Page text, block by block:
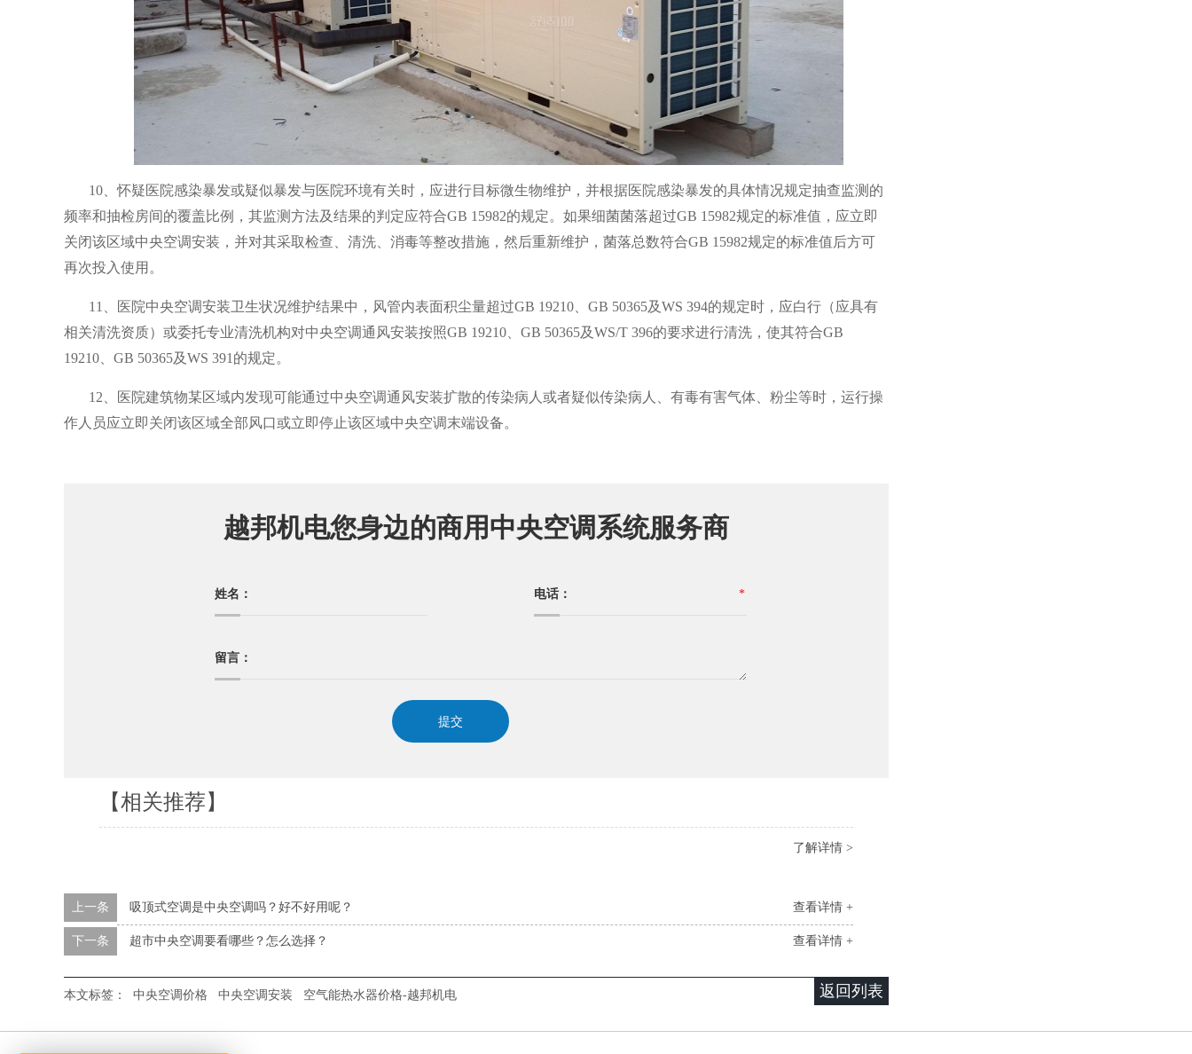
10、怀疑医院感染暴发或疑似暴发与医院环境有关时，应进行目标微生物维护，并根据医院感染暴发的具体情况规定抽查监测的
频率和抽检房间的覆盖比例，其监测方法及结果的判定应符合GB 15982的规定。如果细菌菌落超过GB 15982规定的标准值，应立即
关闭该区域中央空调安装，并对其采取检查、清洗、消毒等整改措施，然后重新维护，菌落总数符合GB 15982规定的标准值后方可
再次投入使用。
11、医院中央空调安装卫生状况维护结果中，风管内表面积尘量超过GB 19210、GB 50365及WS 394的规定时，应白行（应具有
相关清洗资质）或委托专业清洗机构对中央空调通风安装按照GB 19210、GB 50365及WS/T 396的要求进行清洗，使其符合GB
19210、GB 50365及WS 391的规定。
12、医院建筑物某区域内发现可能通过中央空调通风安装扩散的传染病人或者疑似传染病人、有毒有害气体、粉尘等时，运行操
作人员应立即关闭该区域全部风口或立即停止该区域中央空调末端设备。
越邦机电您身边的商用中央空调系统服务商
姓名： 电话： *
留言：
【相关推荐】
了解详情 >
查看详情 +
上一条 吸顶式空调是中央空调吗？好不好用呢？
查看详情 +
下一条 超市中央空调要看哪些？怎么选择？
返回列表
本文标签： 中央空调价格 中央空调安装 空气能热水器价格-越邦机电